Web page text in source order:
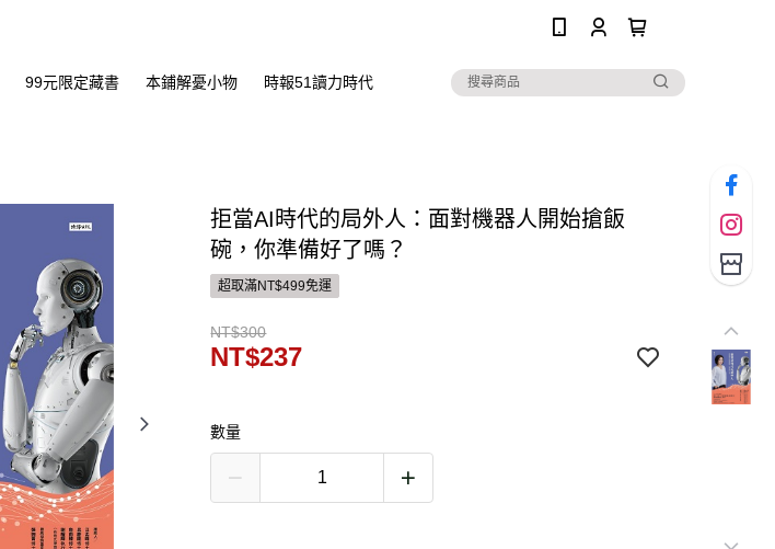
99元限定藏書 本鋪解憂小物 時報51讀力時代
拒當AI時代的局外人：面對機器人開始搶飯
碗，你準備好了嗎？
超取滿NT$499免運
NT$300
NT$237
數量